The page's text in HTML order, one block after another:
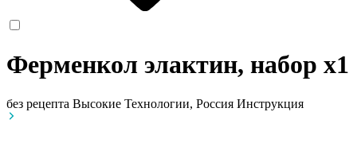
Ферменкол элактин, набор x1
без рецепта Высокие Технологии, Россия Инструкция